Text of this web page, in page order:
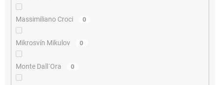
Massimiliano Croci 0
Mikrosvín Mikulov 0
Monte Dall´Ora 0